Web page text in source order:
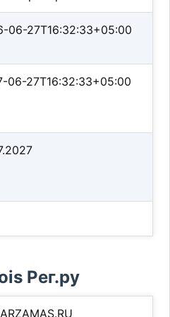
06-27T16:32:33+05:00
06-27T16:32:33+05:00
Рег.ру